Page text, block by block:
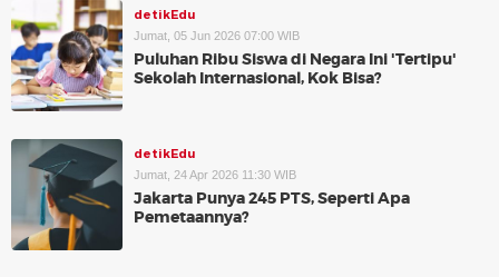
detikEdu
Jumat, 05 Jun 2026 07:00 WIB
Puluhan Ribu Siswa di Negara Ini 'Tertipu'
Sekolah Internasional, Kok Bisa?
detikEdu
Jumat, 24 Apr 2026 11:30 WIB
Jakarta Punya 245 PTS, Seperti Apa
Pemetaannya?